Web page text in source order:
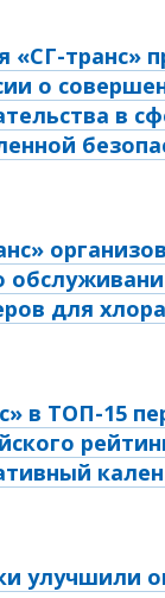
«СГ-транс»
о
в
для хлора
в ТОП-15
улучшили